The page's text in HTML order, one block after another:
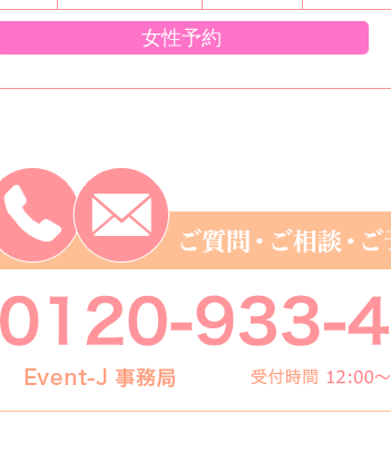
女性予約